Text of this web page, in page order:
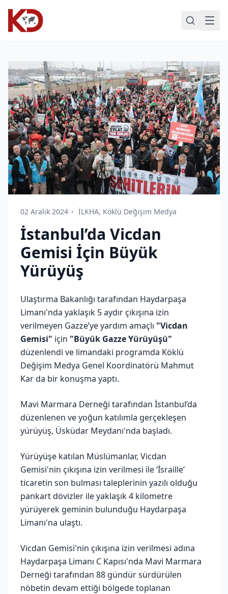
02 Aralık 2024 İLKHA, Köklü Değişim Medya
İstanbul’da Vicdan
Gemisi İçin Büyük
Yürüyüş
Ulaştırma Bakanlığı tarafından Haydarpaşa
Limanı'nda yaklaşık 5 aydır çıkışına izin
verilmeyen Gazze’ye yardım amaçlı "Vicdan
Gemisi" için "Büyük Gazze Yürüyüşü"
düzenlendi ve limandaki programda Köklü
Değişim Medya Genel Koordinatörü Mahmut
Kar da bir konuşma yaptı.
Mavi Marmara Derneği tarafından İstanbul’da
düzenlenen ve yoğun katılımla gerçekleşen
yürüyüş, Üsküdar Meydanı'nda başladı.
Yürüyüşe katılan Müslümanlar, Vicdan
Gemisi'nin çıkışına izin verilmesi ile ‘İsraille’
ticaretin son bulması taleplerinin yazılı olduğu
pankart dövizler ile yaklaşık 4 kilometre
yürüyerek geminin bulunduğu Haydarpaşa
Limanı'na ulaştı.
Vicdan Gemisi'nin çıkışına izin verilmesi adına
Haydarpaşa Limanı C Kapısı'nda Mavi Marmara
Derneği tarafından 88 gündür sürdürülen
nöbetin devam ettiği bölgede toplanan